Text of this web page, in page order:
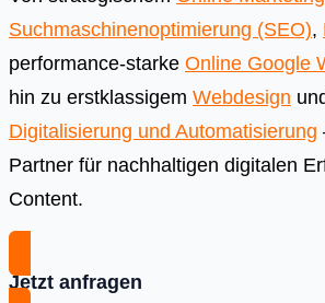
Suchmaschinenoptimierung (SEO),
performance-starke Online Google
hin zu erstklassigem Webdesign
Digitalisierung und Automatisierung
Partner für nachhaltigen digitalen
Content.
Jetzt anfragen